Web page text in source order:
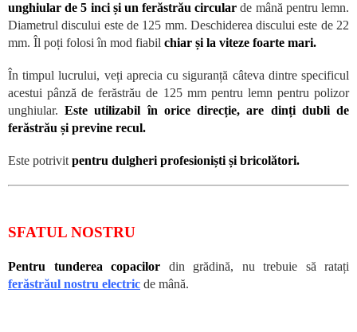
unghiular de 5 inci și un ferăstrău circular de mână pentru lemn.
Diametrul discului este de 125 mm. Deschiderea discului este de 22
mm. Îl poți folosi în mod fiabil chiar și la viteze foarte mari.
În timpul lucrului, veți aprecia cu siguranță câteva dintre specificul
acestui pânză de ferăstrău de 125 mm pentru lemn pentru polizor
unghiular. Este utilizabil în orice direcție, are dinți dubli de
ferăstrău și previne recul.
Este potrivit pentru dulgheri profesioniști și bricolători.
SFATUL NOSTRU
Pentru tunderea copacilor din grădină, nu trebuie să ratați
ferăstrăul nostru electric de mână.